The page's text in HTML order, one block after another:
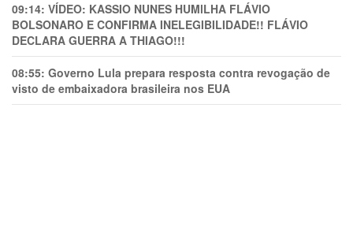
09:14: VÍDEO: KASSIO NUNES HUMlLHA FLÁVIO
BOLSONARO E CONFIRMA INELEGIBILIDADE!! FLÁVIO
DECLARA GUERRA A THIAGO!!!
08:55: Governo Lula prepara resposta contra revogação de
visto de embaixadora brasileira nos EUA